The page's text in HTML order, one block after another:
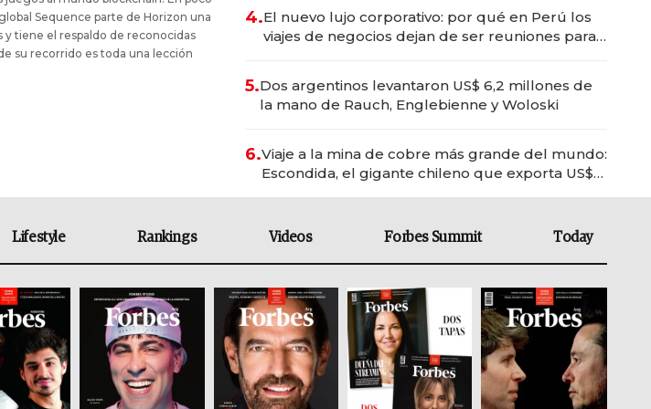
Sequence parte de Horizon una
y tiene el respaldo de reconocidas
su recorrido es toda una lección
4.El nuevo lujo corporativo: por qué en Perú los
viajes de negocios dejan de ser reuniones para
5.Dos argentinos levantaron US$ 6,2 millones de
la mano de Rauch, Englebienne y Woloski
6.Viaje a la mina de cobre más grande del mundo:
Escondida, el gigante chileno que exporta US$
Lifestyle Rankings Videos Forbes Summit Today